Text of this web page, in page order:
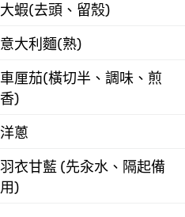
大蝦(去頭、留殼)
意大利麵(熟)
車厘茄(橫切半、調味、煎
香)
洋蔥
羽衣甘藍 (先汆水、隔起備
用)